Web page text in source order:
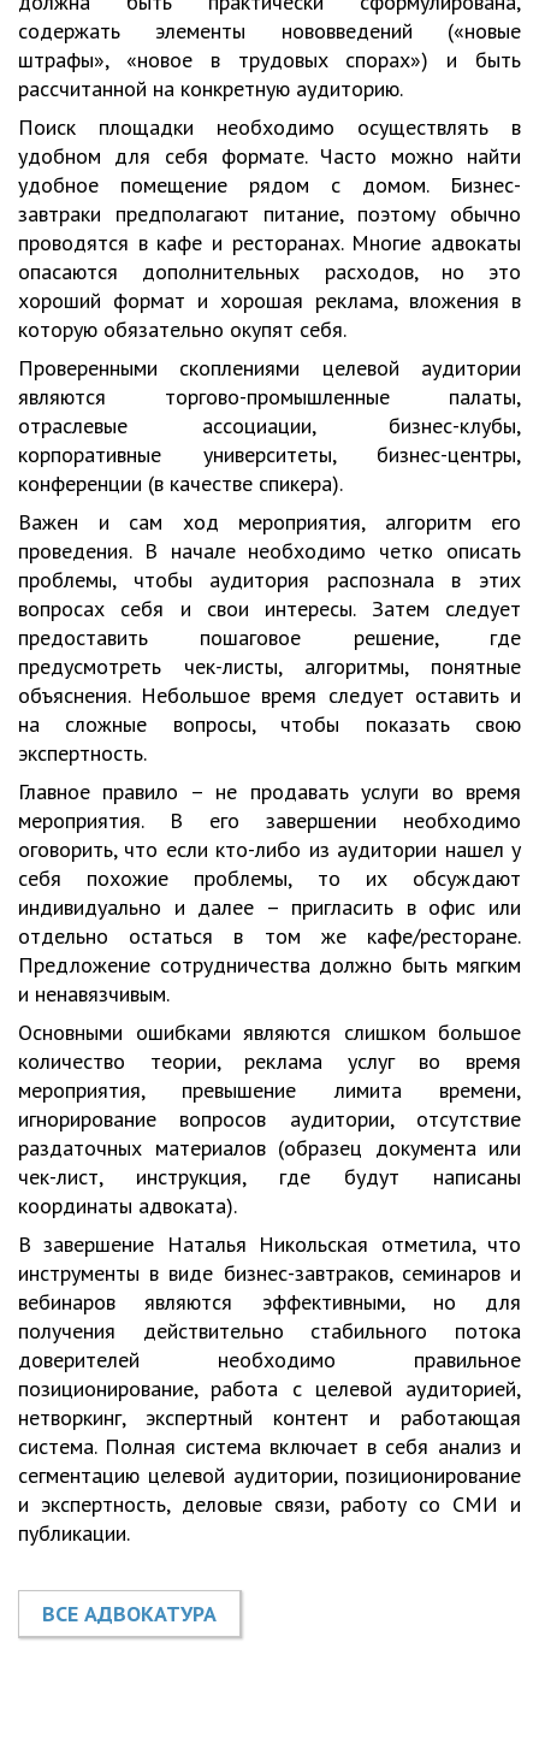
содержать элементы нововведений («новые
штрафы», «новое в трудовых спорах») и быть
рассчитанной на конкретную аудиторию.
Поиск площадки необходимо осуществлять в
удобном для себя формате. Часто можно найти
удобное помещение рядом с домом. Бизнес-
завтраки предполагают питание, поэтому обычно
проводятся в кафе и ресторанах. Многие адвокаты
опасаются дополнительных расходов, но это
хороший формат и хорошая реклама, вложения в
которую обязательно окупят себя.
Проверенными скоплениями целевой аудитории
являются торгово-промышленные палаты,
отраслевые ассоциации, бизнес-клубы,
корпоративные университеты, бизнес-центры,
конференции (в качестве спикера).
Важен и сам ход мероприятия, алгоритм его
проведения. В начале необходимо четко описать
проблемы, чтобы аудитория распознала в этих
вопросах себя и свои интересы. Затем следует
предоставить пошаговое решение, где
предусмотреть чек-листы, алгоритмы, понятные
объяснения. Небольшое время следует оставить и
на сложные вопросы, чтобы показать свою
экспертность.
Главное правило – не продавать услуги во время
мероприятия. В его завершении необходимо
оговорить, что если кто-либо из аудитории нашел у
себя похожие проблемы, то их обсуждают
индивидуально и далее – пригласить в офис или
отдельно остаться в том же кафе/ресторане.
Предложение сотрудничества должно быть мягким
и ненавязчивым.
Основными ошибками являются слишком большое
количество теории, реклама услуг во время
мероприятия, превышение лимита времени,
игнорирование вопросов аудитории, отсутствие
раздаточных материалов (образец документа или
чек-лист, инструкция, где будут написаны
координаты адвоката).
В завершение Наталья Никольская отметила, что
инструменты в виде бизнес-завтраков, семинаров и
вебинаров являются эффективными, но для
получения действительно стабильного потока
доверителей необходимо правильное
позиционирование, работа с целевой аудиторией,
нетворкинг, экспертный контент и работающая
система. Полная система включает в себя анализ и
сегментацию целевой аудитории, позиционирование
и экспертность, деловые связи, работу со СМИ и
публикации.
ВСЕ АДВОКАТУРА